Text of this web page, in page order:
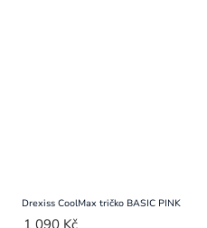
Drexiss CoolMax tričko BASIC PINK